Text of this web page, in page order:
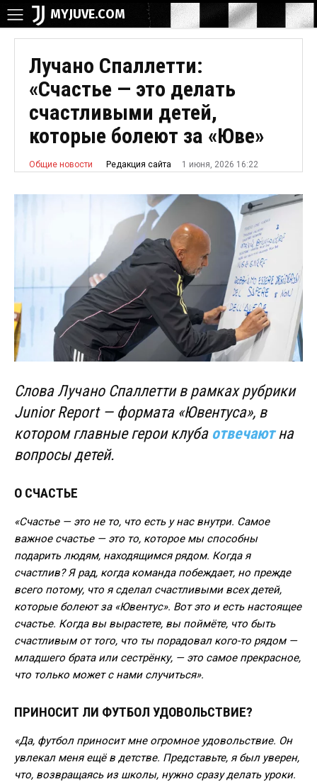
MYJUVE.COM
Лучано Спаллетти:
«Счастье — это делать
счастливыми детей,
которые болеют за «Юве»
Общие новости Редакция сайта 1 июня, 2026 16:22
Слова Лучано Спаллетти в рамках рубрики
Junior Report — формата «Ювентуса», в
котором главные герои клуба отвечаютна
вопросы детей.
О СЧАСТЬЕ
«Счастье — это не то, что есть у нас внутри. Самое
важное счастье — это то, которое мы способны
подарить людям, находящимся рядом. Когда я
счастлив? Я рад, когда команда побеждает, но прежде
всего потому, что я сделал счастливыми всех детей,
которые болеют за «Ювентус». Вот это и есть настоящее
счастье. Когда вы вырастете, вы поймёте, что быть
счастливым от того, что ты порадовал кого-то рядом —
младшего брата или сестрёнку, — это самое прекрасное,
что только может с нами случиться».
ПРИНОСИТ ЛИ ФУТБОЛ УДОВОЛЬСТВИЕ?
«Да, футбол приносит мне огромное удовольствие. Он
увлекал меня ещё в детстве. Представьте, я был уверен,
что, возвращаясь из школы, нужно сразу делать уроки.